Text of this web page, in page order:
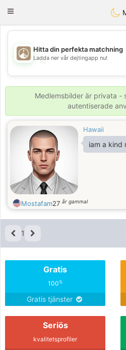
Toggle
💖
💕
Hitta din perfekta matchning
Ladda ner vår dejtingapp nu!
Medlemsbilder är privata -
autentiserade
Hawaii
iam a kind
Mostafam27 år gammal
1
Gratis
100%
Gratis tjänster
Seriös
kvalitetsprofiler